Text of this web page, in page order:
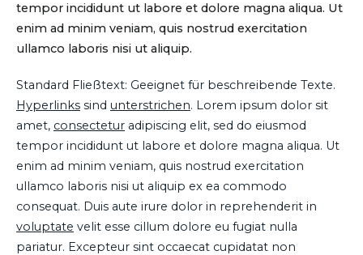
tempor incididunt ut labore et dolore magna aliqua. Ut
enim ad minim veniam, quis nostrud exercitation
ullamco laboris nisi ut aliquip.
Standard Fließtext: Geeignet für beschreibende Texte.
Hyperlinks sind unterstrichen. Lorem ipsum dolor sit
amet, consectetur adipiscing elit, sed do eiusmod
tempor incididunt ut labore et dolore magna aliqua. Ut
enim ad minim veniam, quis nostrud exercitation
ullamco laboris nisi ut aliquip ex ea commodo
consequat. Duis aute irure dolor in reprehenderit in
voluptate velit esse cillum dolore eu fugiat nulla
pariatur. Excepteur sint occaecat cupidatat non